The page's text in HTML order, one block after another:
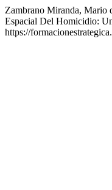
Zambrano Miranda, Mario
Espacial Del Homicidio:
https://